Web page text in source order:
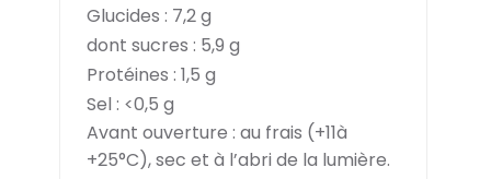
Glucides : 7,2 g
dont sucres : 5,9 g
Protéines : 1,5 g
Sel : <0,5 g
Avant ouverture : au frais (+11à
+25°C), sec et à l’abri de la lumière.